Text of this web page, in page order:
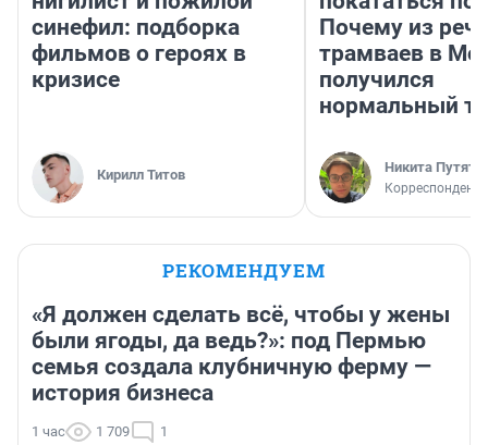
синефил: подборка
фильмов о героях в
кризисе
Кирилл Титов
Почему из
трамваев в
получился
нормальный
Никита
Корреспондент
РЕКОМЕНДУЕМ
«Я должен сделать всё, чтобы у жены
были ягоды, да ведь?»: под Пермью
семья создала клубничную ферму —
история бизнеса
1 час 1 709 1